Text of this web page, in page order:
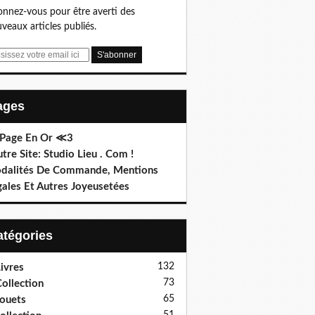
vous pour être averti des
articles publiés.
Page En Or ≪3
Site: Studio Lieu . Com !
De Commande, Mentions
Et Autres Joyeusetées
132
73
65